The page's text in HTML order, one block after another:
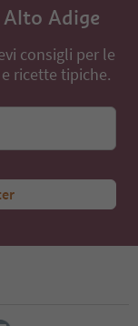
Alto Adige
consigli per le
ricette tipiche.